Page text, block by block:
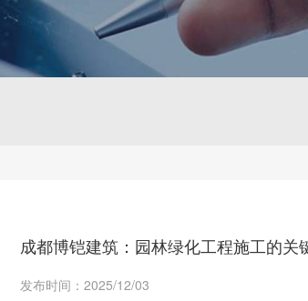
成都博铠建筑：园林绿化工程施工的关
发布时间：2025/12/03